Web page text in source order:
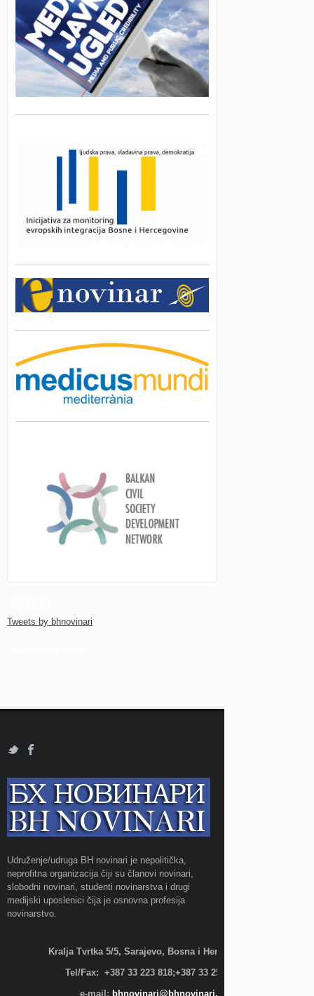
Tweets by bhnovinari
Udruženje/udruga BH novinari je nepolitička,
neprofitna organizacija čiji su članovi novinari,
slobodni novinari, studenti novinarstva i drugi
medijski uposlenici čija je osnovna profesija
novinarstvo.
Kralja Tvrtka 5/5, Sarajevo, Bosna i Hercegovina;
Tel/Fax: +387 33 223 818;+387 33 255 600
e-mail: bhnovinari@bhnovinari.ba